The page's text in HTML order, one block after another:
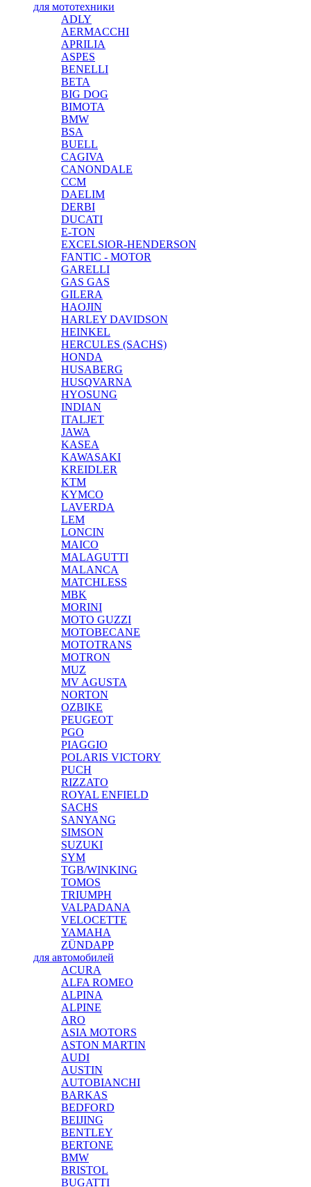
для мототехники
ADLY
AERMACCHI
APRILIA
ASPES
BENELLI
BETA
BIG DOG
BIMOTA
BMW
BSA
BUELL
CAGIVA
CANONDALE
CCM
DAELIM
DERBI
DUCATI
E-TON
EXCELSIOR-HENDERSON
FANTIC - MOTOR
GARELLI
GAS GAS
GILERA
HAOJIN
HARLEY DAVIDSON
HEINKEL
HERCULES (SACHS)
HONDA
HUSABERG
HUSQVARNA
HYOSUNG
INDIAN
ITALJET
JAWA
KASEA
KAWASAKI
KREIDLER
KTM
KYMCO
LAVERDA
LEM
LONCIN
MAICO
MALAGUTTI
MALANCA
MATCHLESS
MBK
MORINI
MOTO GUZZI
MOTOBECANE
MOTOTRANS
MOTRON
MUZ
MV AGUSTA
NORTON
OZBIKE
PEUGEOT
PGO
PIAGGIO
POLARIS VICTORY
PUCH
RIZZATO
ROYAL ENFIELD
SACHS
SANYANG
SIMSON
SUZUKI
SYM
TGB/WINKING
TOMOS
TRIUMPH
VALPADANA
VELOCETTE
YAMAHA
ZÜNDAPP
для автомобилей
ACURA
ALFA ROMEO
ALPINA
ALPINE
ARO
ASIA MOTORS
ASTON MARTIN
AUDI
AUSTIN
AUTOBIANCHI
BARKAS
BEDFORD
BEIJING
BENTLEY
BERTONE
BMW
BRISTOL
BUGATTI